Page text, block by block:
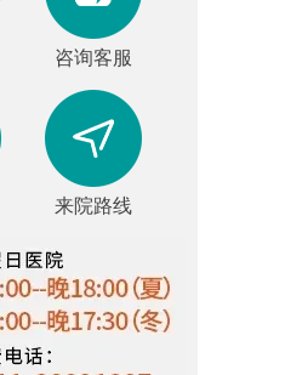
咨询客服
来院路线